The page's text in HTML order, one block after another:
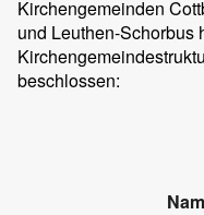
Kirchengemeinden
und Leuthen-Schorbus
beschlossen: